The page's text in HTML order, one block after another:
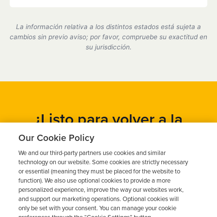
de encendido certificado por el estado de California
y cumplimos plenamente con todos los requisitos
La información relativa a los distintos estados está sujeta a
cambios sin previo aviso; por favor, compruebe su exactitud en
su jurisdicción.
¿Listo para volver a la
carretera?
Obtén un presupuesto gratuito en cuestión de minutos y
programa tu instalación hoy mismo.
Solicita un presupuesto gratuito
Our Cookie Policy
We and our third-party partners use cookies and similar
technology on our website. Some cookies are strictly necessary
or essential (meaning they must be placed for the website to
function). We also use optional cookies to provide a more
personalized experience, improve the way our websites work,
and support our marketing operations. Optional cookies will
only be set with your consent. You can manage your cookie